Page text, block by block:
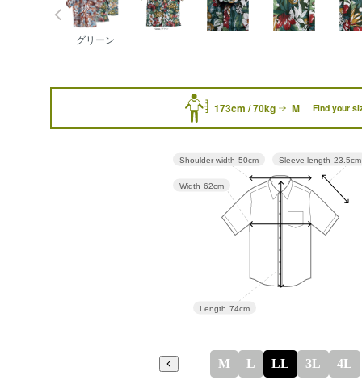
グリーン
173cm / 70kg M Find your
Sleeve length 23.5cm
Length 74cm
Width 62cm
Shoulder width 50cm
M L LL 3L 4L